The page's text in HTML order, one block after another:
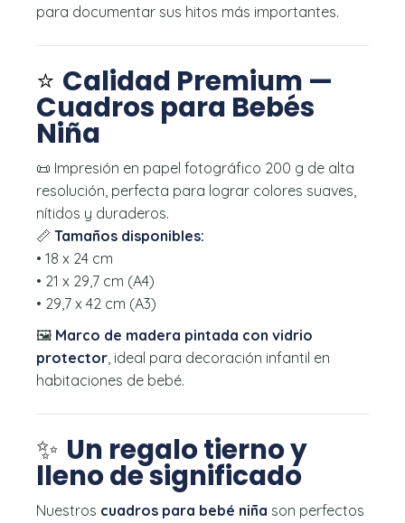
para documentar sus hitos más importantes.
⭐ Calidad Premium —
Cuadros para Bebés
Niña
📜 Impresión en papel fotográfico 200 g de alta
resolución, perfecta para lograr colores suaves,
nítidos y duraderos.
📏 Tamaños disponibles:
• 18 x 24 cm
• 21 x 29,7 cm (A4)
• 29,7 x 42 cm (A3)
🖼️ Marco de madera pintada con vidrio
protector, ideal para decoración infantil en
habitaciones de bebé.
✨ Un regalo tierno y
lleno de significado
Nuestros cuadros para bebé niña son perfectos